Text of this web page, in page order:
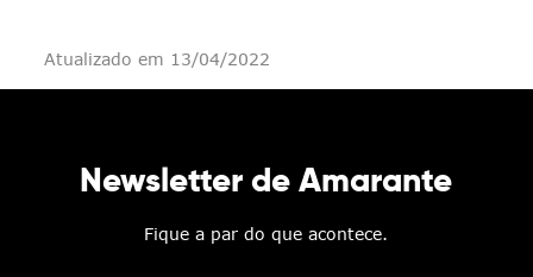
Atualizado em 13/04/2022
Newsletter de Amarante
Fique a par do que acontece.